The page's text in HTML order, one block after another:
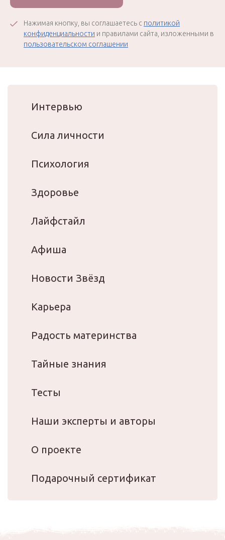
Нажимая кнопку, вы соглашаетесь с политикой
конфиденциальности и правилами сайта, изложенными в
пользовательском соглашении
Интервью
Сила личности
Психология
Здоровье
Лайфстайл
Афиша
Новости Звёзд
Карьера
Радость материнства
Тайные знания
Тесты
Наши эксперты и авторы
О проекте
Подарочный сертификат